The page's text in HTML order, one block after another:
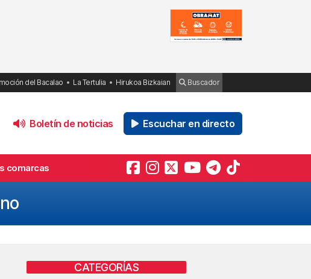
del Bacalao La Tertulia Hirukoa Bizkaian Buscador
Boletín de noticias Escuchar en directo
comarcas
CATEGORÍAS